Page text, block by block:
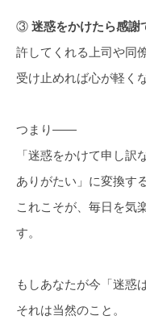
③ 迷惑をかけたら感謝
許してくれる上司や同
受け止めれば心が軽く
つまり――
「迷惑をかけて申し訳
ありがたい」に変換する
これこそが、毎日を気
す。
もしあなたが今「迷惑
それは当然のこと。